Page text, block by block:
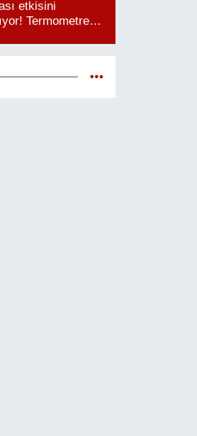
etkisini
Termometreler